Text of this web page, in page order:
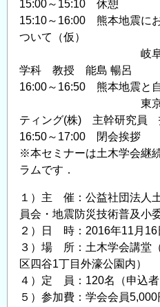
15:00～15:10 休憩
15:10～16:00 熊本地震に
ついて（仮）
岐阜大学 工学
学科 教授 能島 暢呂
16:00～16:50 熊本地震と
東京海上日動
ティング(株) 主幹研究員
16:50～17:00 閉会挨拶
※本セミナーは土木学会継
ラムです．
１）主 催：公益社団法人
員会・地震防災技術普及小
２）日 時：2016年11月16
３）場 所：土木学会講堂
区四谷1丁目外濠公園内）
４）定 員：120名（申込者
５）参加費：学会会員